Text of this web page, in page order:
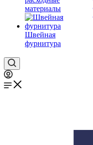
материалы
Швейная
фурнитура